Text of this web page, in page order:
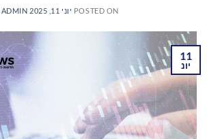
POSTED ON יוני 11, 2025 ADMIN
11
יונ